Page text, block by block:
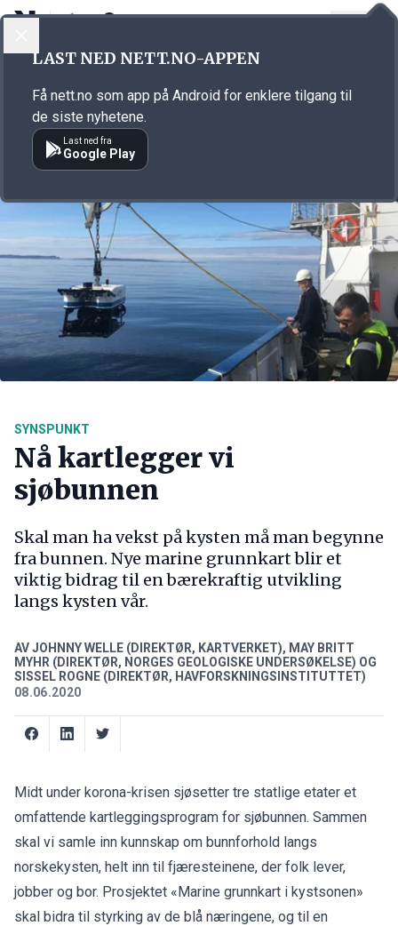
Annonsørinnhold
SYNSPUNKT
Nå kartlegger vi
sjøbunnen
Skal man ha vekst på kysten må man begynne
fra bunnen. Nye marine grunnkart blir et
viktig bidrag til en bærekraftig utvikling
langs kysten vår.
AV JOHNNY WELLE (DIREKTØR, KARTVERKET), MAY BRITT
MYHR (DIREKTØR, NORGES GEOLOGISKE UNDERSØKELSE) OG
SISSEL ROGNE (DIREKTØR, HAVFORSKNINGSINSTITUTTET)
08.06.2020
Midt under korona-krisen sjøsetter tre statlige etater et
omfattende kartleggingsprogram for sjøbunnen. Sammen
skal vi samle inn kunnskap om bunnforhold langs
norskekysten, helt inn til fjæresteinene, der folk lever,
jobber og bor. Prosjektet «Marine grunnkart i kystsonen»
skal bidra til styrking av de blå næringene, og til en
LAST NED NETT.NO-APPEN
Få nett.no som app på Android for enklere tilgang til
de siste nyhetene.
Last ned fra
Google Play